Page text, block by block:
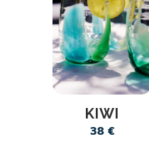
KIWI
38 €